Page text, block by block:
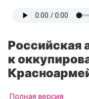
Российская
к
Полная версия